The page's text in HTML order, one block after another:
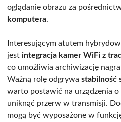
oglądanie obrazu za
komputera.
Interesującym atutem
jest integracja kamer WiFi z
co umożliwia archiwizację
Ważną rolę odgrywa stabilność
warto postawić na urządzenia
uniknąć przerw w transmisji.
mogą być wyposażone w